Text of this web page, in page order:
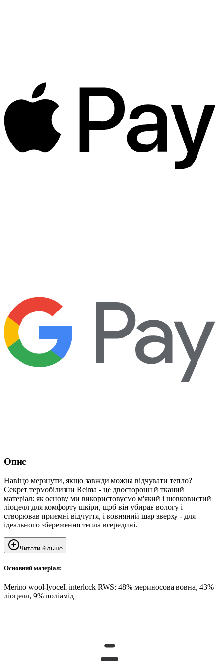
Опис
Навіщо мерзнути, якщо завжди можна відчувати тепло?
Секрет термобілизни Reima - це двосторонній тканий
матеріал: як основу ми використовуємо м'який і шовковистий
ліоцелл для комфорту шкіри, щоб він убирав вологу і
створював приємні відчуття, і вовняний шар зверху - для
ідеального збереження тепла всередині.
Читати більше
Основний матеріал:
Merino wool-lyocell interlock RWS: 48% мериносова вовна, 43%
ліоцелл, 9% поліамід